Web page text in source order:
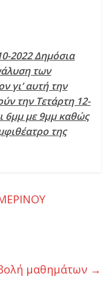
2022 Δημόσια
των
γι’ αυτή την
την Τετάρτη 12-
6μμ με 9μμ καθώς
της
μαθημάτων →